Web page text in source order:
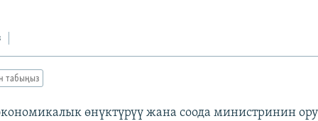
табыңыз
өнүктүрүү жана соода министринин